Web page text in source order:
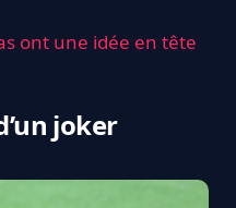
ont une idée en tête
joker